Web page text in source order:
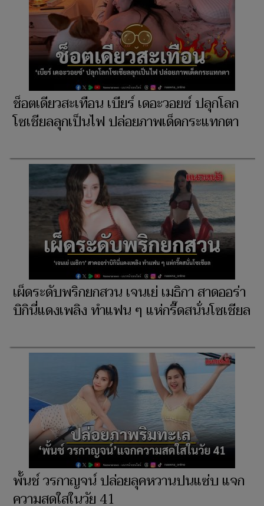
ช็อตเดียวสะเทือน เบียร์ เดอะวอยซ์ ปลุกโลก
โซเชียลลุกเป็นไฟ ปล่อยภาพเด็ดกระแทกตา
เผ็ดระดับพริกยกสวน เจนเย่ เมธิกา สาดออร่า
บิกินี่แดงเพลิง ทำแฟน ๆ แห่กรี๊ดสนั่นโซเชียล
พั้นช์ วรกาญจน์ ปล่อยลุคหวานปนแซ่บ แจก
ความสดใสในวัย 41